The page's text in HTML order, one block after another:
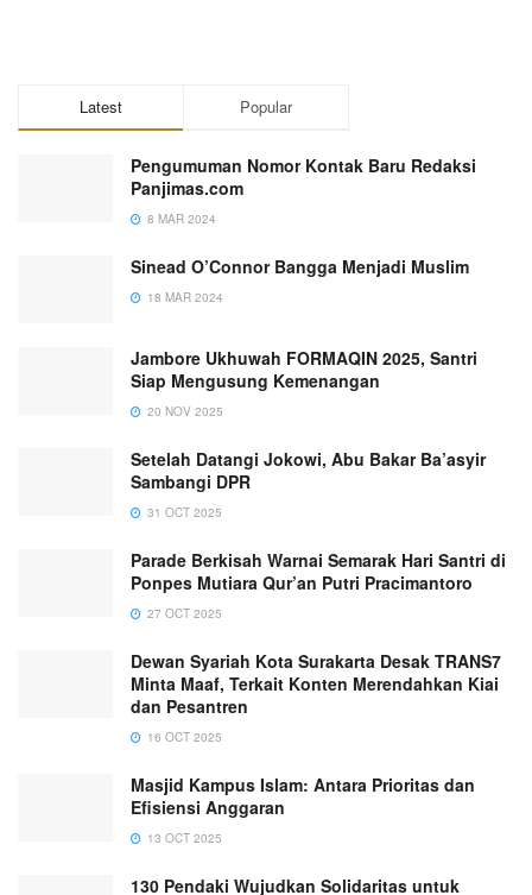
Latest Popular
Pengumuman Nomor Kontak Baru Redaksi
Panjimas.com
8 MAR 2024
Sinead O’Connor Bangga Menjadi Muslim
18 MAR 2024
Jambore Ukhuwah FORMAQIN 2025, Santri
Siap Mengusung Kemenangan
20 NOV 2025
Setelah Datangi Jokowi, Abu Bakar Ba’asyir
Sambangi DPR
31 OCT 2025
Parade Berkisah Warnai Semarak Hari Santri di
Ponpes Mutiara Qur’an Putri Pracimantoro
27 OCT 2025
Dewan Syariah Kota Surakarta Desak TRANS7
Minta Maaf, Terkait Konten Merendahkan Kiai
dan Pesantren
16 OCT 2025
Masjid Kampus Islam: Antara Prioritas dan
Efisiensi Anggaran
13 OCT 2025
130 Pendaki Wujudkan Solidaritas untuk